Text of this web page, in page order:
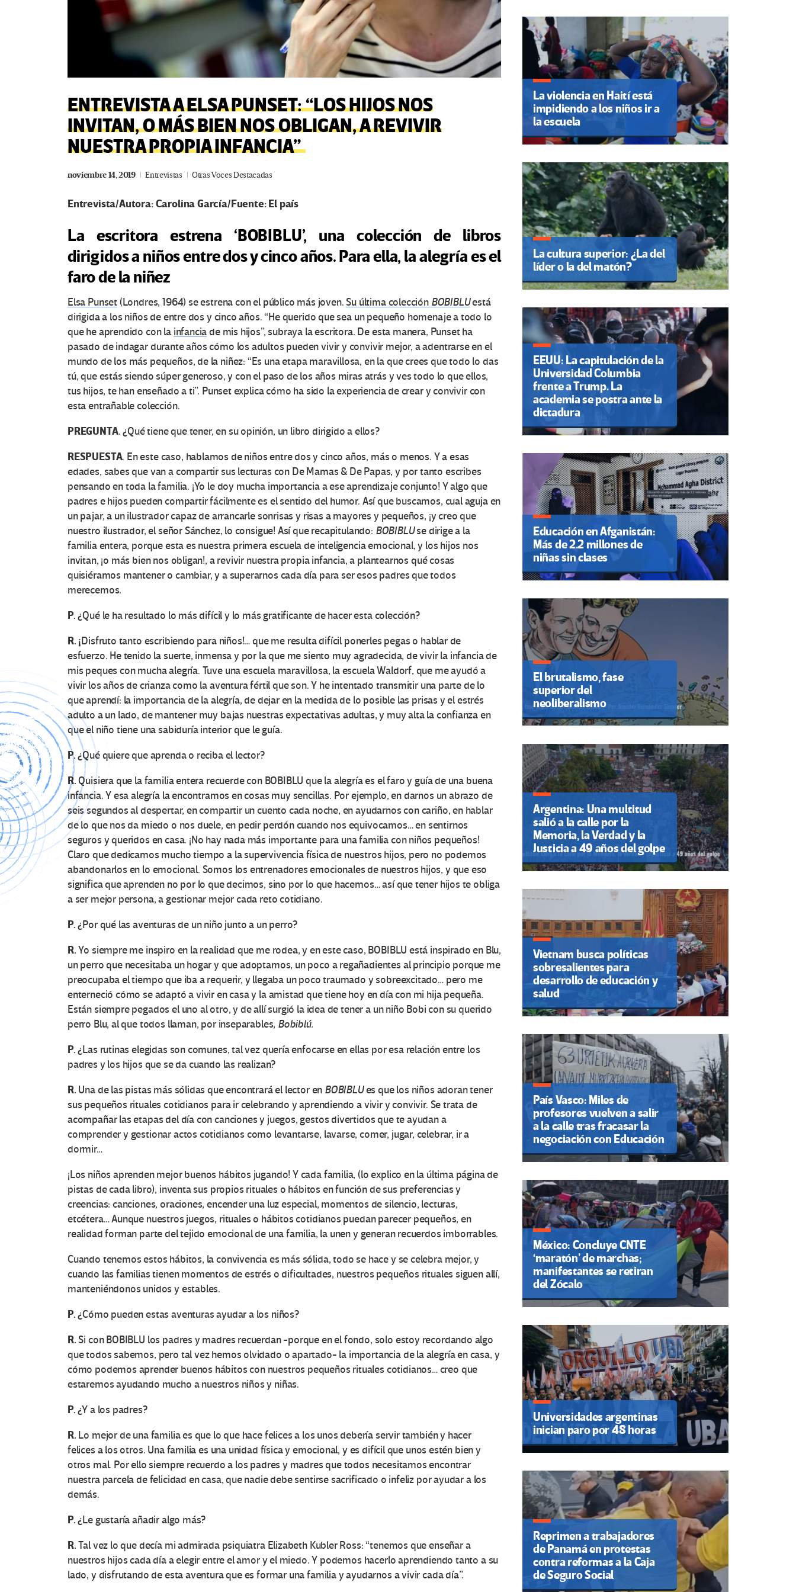
ENTREVISTA A ELSA PUNSET: “LOS HIJOS NOS
INVITAN, O MÁS BIEN NOS OBLIGAN, A REVIVIR
NUESTRA PROPIA INFANCIA”
noviembre 14, 2019 Entrevistas Otras Voces Destacadas
Entrevista/Autora: Carolina García/Fuente: El país
La escritora estrena ‘BOBIBLU’, una colección de libros
dirigidos a niños entre dos y cinco años. Para ella, la alegría es el
faro de la niñez
Elsa Punset(Londres, 1964) se estrena con el público más joven.Su última colección BOBIBLUestá
dirigida a los niños de entre dos y cinco años. “He querido que sea un pequeño homenaje a todo lo
que he aprendido con la infanciade mis hijos”, subraya la escritora. De esta manera, Punset ha
pasado de indagar durante años cómo los adultos pueden vivir y convivir mejor, a adentrarse en el
mundo de los más pequeños, de la niñez: “Es una etapa maravillosa, en la que crees que todo lo das
tú, que estás siendo súper generoso, y con el paso de los años miras atrás y ves todo lo que ellos,
tus hijos, te han enseñado a ti”. Punset explica cómo ha sido la experiencia de crear y convivir con
esta entrañable colección.
PREGUNTA. ¿Qué tiene que tener, en su opinión, un libro dirigido a ellos?
RESPUESTA. En este caso, hablamos de niños entre dos y cinco años, más o menos. Y a esas
edades, sabes que van a compartir sus lecturas con De Mamas & De Papas, y por tanto escribes
pensando en toda la familia. ¡Yo le doy mucha importancia a ese aprendizaje conjunto! Y algo que
padres e hijos pueden compartir fácilmente es el sentido del humor. Así que buscamos, cual aguja en
un pajar, a un ilustrador capaz de arrancarle sonrisas y risas a mayores y pequeños, ¡y creo que
nuestro ilustrador, el señor Sánchez, lo consigue! Así que recapitulando: BOBIBLUse dirige a la
familia entera, porque esta es nuestra primera escuela de inteligencia emocional, y los hijos nos
invitan, ¡o más bien nos obligan!, a revivir nuestra propia infancia, a plantearnos qué cosas
quisiéramos mantener o cambiar, y a superarnos cada día para ser esos padres que todos
merecemos.
P.¿Qué le ha resultado lo más difícil y lo más gratificante de hacer esta colección?
R. ¡Disfruto tanto escribiendo para niños!… que me resulta difícil ponerles pegas o hablar de
esfuerzo. He tenido la suerte, inmensa y por la que me siento muy agradecida, de vivir la infancia de
mis peques con mucha alegría. Tuve una escuela maravillosa, la escuela Waldorf, que me ayudó a
vivir los años de crianza como la aventura fértil que son. Y he intentado transmitir una parte de lo
que aprendí: la importancia de la alegría, de dejar en la medida de lo posible las prisas y el estrés
adulto a un lado, de mantener muy bajas nuestras expectativas adultas, y muy alta la confianza en
que el niño tiene una sabiduría interior que le guía.
P.¿Qué quiere que aprenda o reciba el lector?
R.Quisiera que la familia entera recuerde con BOBIBLU que la alegría es el faro y guía de una buena
infancia. Y esa alegría la encontramos en cosas muy sencillas. Por ejemplo, en darnos un abrazo de
seis segundos al despertar, en compartir un cuento cada noche, en ayudarnos con cariño, en hablar
de lo que nos da miedo o nos duele, en pedir perdón cuando nos equivocamos… en sentirnos
seguros y queridos en casa. ¡No hay nada más importante para una familia con niños pequeños!
Claro que dedicamos mucho tiempo a la supervivencia física de nuestros hijos, pero no podemos
abandonarlos en lo emocional. Somos los entrenadores emocionales de nuestros hijos, y que eso
significa que aprenden no por lo que decimos, sino por lo que hacemos… así que tener hijos te obliga
a ser mejor persona, a gestionar mejor cada reto cotidiano.
P.¿Por qué las aventuras de un niño junto a un perro?
R.Yo siempre me inspiro en la realidad que me rodea, y en este caso, BOBIBLU está inspirado en Blu,
un perro que necesitaba un hogar y que adoptamos, un poco a regañadientes al principio porque me
preocupaba el tiempo que iba a requerir, y llegaba un poco traumado y sobreexcitado… pero me
enterneció cómo se adaptó a vivir en casa y la amistad que tiene hoy en día con mi hija pequeña.
Están siempre pegados el uno al otro, y de allí surgió la idea de tener a un niño Bobi con su querido
perro Blu, al que todos llaman, por inseparables, Bobiblú.
P.¿Las rutinas elegidas son comunes, tal vez quería enfocarse en ellas por esa relación entre los
padres y los hijos que se da cuando las realizan?
R. Una de las pistas más sólidas que encontrará el lector en BOBIBLUes que los niños adoran tener
sus pequeños rituales cotidianos para ir celebrando y aprendiendo a vivir y convivir. Se trata de
acompañar las etapas del día con canciones y juegos, gestos divertidos que te ayudan a
comprender y gestionar actos cotidianos como levantarse, lavarse, comer, jugar, celebrar, ir a
dormir…
¡Los niños aprenden mejor buenos hábitos jugando! Y cada familia, (lo explico en la última página de
pistas de cada libro), inventa sus propios rituales o hábitos en función de sus preferencias y
creencias: canciones, oraciones, encender una luz especial, momentos de silencio, lecturas,
etcétera… Aunque nuestros juegos, rituales o hábitos cotidianos puedan parecer pequeños, en
realidad forman parte del tejido emocional de una familia, la unen y generan recuerdos imborrables.
Cuando tenemos estos hábitos, la convivencia es más sólida, todo se hace y se celebra mejor, y
cuando las familias tienen momentos de estrés o dificultades, nuestros pequeños rituales siguen allí,
manteniéndonos unidos y estables.
P.¿Cómo pueden estas aventuras ayudar a los niños?
R.Si con BOBIBLU los padres y madres recuerdan -porque en el fondo, solo estoy recordando algo
que todos sabemos, pero tal vez hemos olvidado o apartado- la importancia de la alegría en casa, y
cómo podemos aprender buenos hábitos con nuestros pequeños rituales cotidianos… creo que
estaremos ayudando mucho a nuestros niños y niñas.
P.¿Y a los padres?
R. Lo mejor de una familia es que lo que hace felices a los unos debería servir también y hacer
felices a los otros. Una familia es una unidad física y emocional, y es difícil que unos estén bien y
otros mal. Por ello siempre recuerdo a los padres y madres que todos necesitamos encontrar
nuestra parcela de felicidad en casa, que nadie debe sentirse sacrificado o infeliz por ayudar a los
demás.
P.¿Le gustaría añadir algo más?
R.Tal vez lo que decía mi admirada psiquiatra Elizabeth Kubler Ross: “tenemos que enseñar a
nuestros hijos cada día a elegir entre el amor y el miedo. Y podemos hacerlo aprendiendo tanto a su
lado, y disfrutando de esta aventura que es formar una familia y ayudarnos a vivir cada día”.
La violencia en Haití está
impidiendo a los niños ir a
la escuela
La cultura superior: ¿La del
líder o la del matón?
EEUU: La capitulación de la
Universidad Columbia
frente a Trump. La
academia se postra ante la
dictadura
Educación en Afganistán:
Más de 2.2 millones de
niñas sin clases
El brutalismo, fase
superior del
neoliberalismo
Argentina: Una multitud
salió a la calle por la
Memoria, la Verdad y la
Justicia a 49 años del golpe
Vietnam busca políticas
sobresalientes para
desarrollo de educación y
salud
País Vasco: Miles de
profesores vuelven a salir
a la calle tras fracasar la
negociación con Educación
México: Concluye CNTE
‘maratón’ de marchas;
manifestantes se retiran
del Zócalo
Universidades argentinas
inician paro por 48 horas
Reprimen a trabajadores
de Panamá en protestas
contra reformas a la Caja
de Seguro Social